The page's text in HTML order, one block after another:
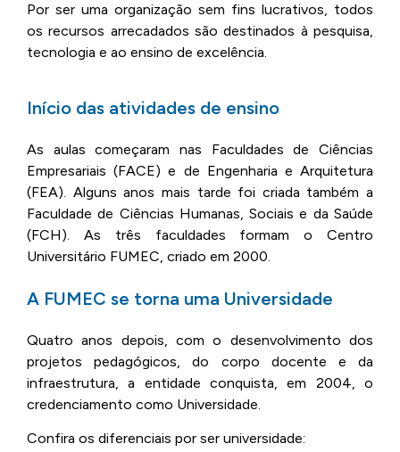
Por ser uma organização sem fins lucrativos, todos
os recursos arrecadados são destinados à pesquisa,
tecnologia e ao ensino de excelência.
Início das atividades de ensino
As aulas começaram nas Faculdades de Ciências
Empresariais (FACE) e de Engenharia e Arquitetura
(FEA). Alguns anos mais tarde foi criada também a
Faculdade de Ciências Humanas, Sociais e da Saúde
(FCH). As três faculdades formam o Centro
Universitário FUMEC, criado em 2000.
A FUMEC se torna uma Universidade
Quatro anos depois, com o desenvolvimento dos
projetos pedagógicos, do corpo docente e da
infraestrutura, a entidade conquista, em 2004, o
credenciamento como Universidade.
Confira os diferenciais por ser universidade: